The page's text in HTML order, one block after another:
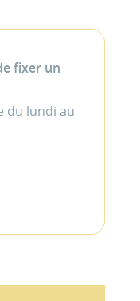
fixer un
du lundi au